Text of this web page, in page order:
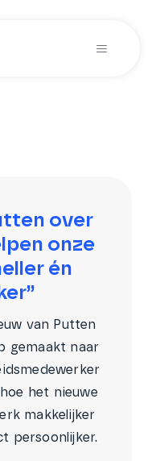
Toggle
over
onze
én
van Putten
gemaakt naar
het nieuwe
makkelijker
persoonlijker.